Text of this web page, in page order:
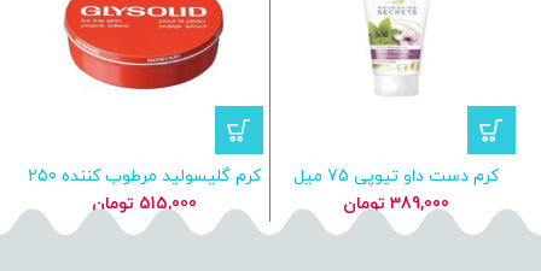
کرم دست داو تیوپی 75 میل
Awakening Care پوست خشک
389,000 تومان
کرم گلیسولید مرطوب کننده 250
میلی لیتر
515,000 تومان